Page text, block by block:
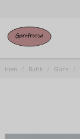
Hem Butik Garn